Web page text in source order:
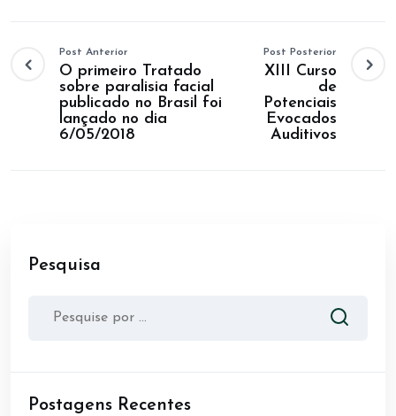
Post Anterior
O primeiro Tratado
sobre paralisia facial
publicado no Brasil foi
lançado no dia
6/05/2018
Post Posterior
XIII Curso
de
Potenciais
Evocados
Auditivos
Pesquisa
Postagens Recentes